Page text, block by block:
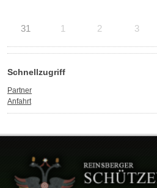
31 1 2 3
Schnellzugriff
Partner
Anfahrt